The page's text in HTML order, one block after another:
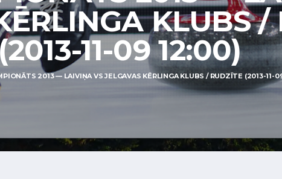
KLUBS /
11-09 12:00)
2013 — LAIVIŅA VS JELGAVAS KĒRLINGA KLUBS / RUDZĪTE (2013-11-